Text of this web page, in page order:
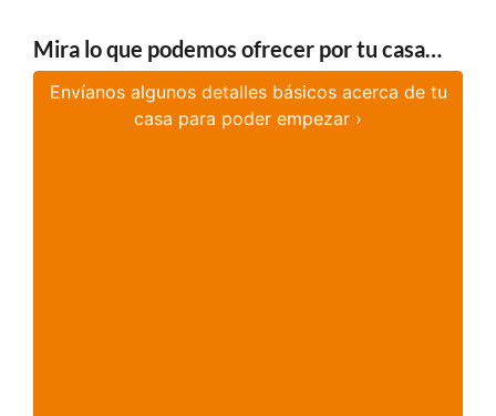
Mira lo que podemos ofrecer por tu casa…
Envíanos algunos detalles básicos acerca de tu
casa para poder empezar ›